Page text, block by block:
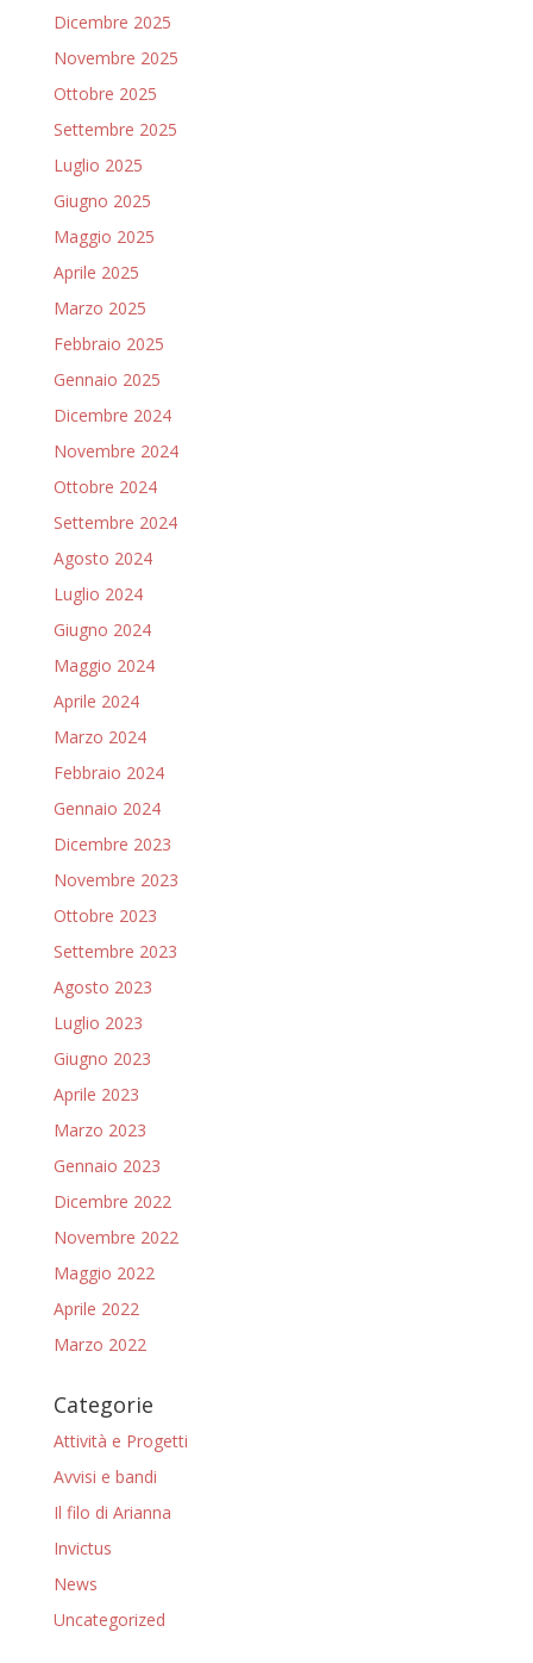
Dicembre 2025
Novembre 2025
Ottobre 2025
Settembre 2025
Luglio 2025
Giugno 2025
Maggio 2025
Aprile 2025
Marzo 2025
Febbraio 2025
Gennaio 2025
Dicembre 2024
Novembre 2024
Ottobre 2024
Settembre 2024
Agosto 2024
Luglio 2024
Giugno 2024
Maggio 2024
Aprile 2024
Marzo 2024
Febbraio 2024
Gennaio 2024
Dicembre 2023
Novembre 2023
Ottobre 2023
Settembre 2023
Agosto 2023
Luglio 2023
Giugno 2023
Aprile 2023
Marzo 2023
Gennaio 2023
Dicembre 2022
Novembre 2022
Maggio 2022
Aprile 2022
Marzo 2022
Categorie
Attività e Progetti
Avvisi e bandi
Il filo di Arianna
Invictus
News
Uncategorized